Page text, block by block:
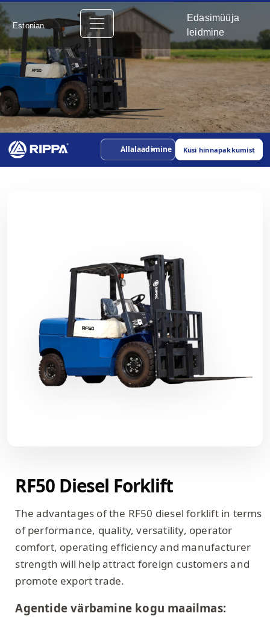
Estonian
Edasimüüja
leidmine
Allalaadimine Küsi hinnapakkumist
RF50 Diesel Forklift
The advantages of the RF50 diesel forklift in terms
of performance, quality, versatility, operator
comfort, operating efficiency and manufacturer
strength will help attract foreign customers and
promote export trade.
Agentide värbamine kogu maailmas: